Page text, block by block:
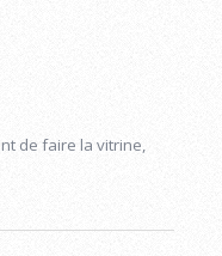
de faire la vitrine,